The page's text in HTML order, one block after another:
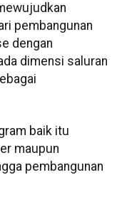
pembangunan
dengan
dimensi saluran
baik itu
maupun
pembangunan